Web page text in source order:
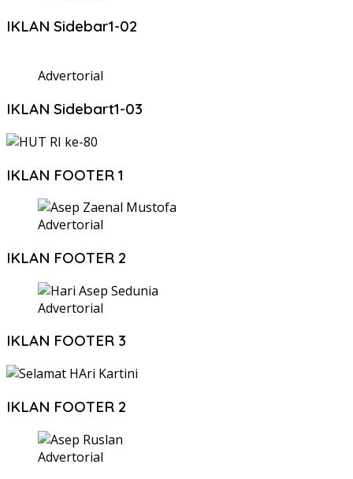
IKLAN Sidebar1-02
Advertorial
IKLAN Sidebart1-03
IKLAN FOOTER 1
Advertorial
IKLAN FOOTER 2
Advertorial
IKLAN FOOTER 3
IKLAN FOOTER 2
Advertorial